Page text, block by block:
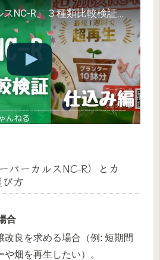
微生物資材『カルスNC-R』３種類比較検証〜仕込み編〜
パーカルスNC-R）とカ
方
合
改良を求める場合（例: 短期間
や畑を再生したい）。